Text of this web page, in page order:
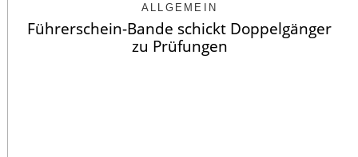
ALLGEMEIN
Führerschein-Bande schickt Doppelgänger
zu Prüfungen